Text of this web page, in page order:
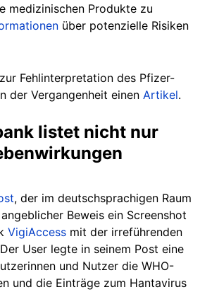
medizinischen Produkte zu
über potenzielle Risiken
Fehlinterpretation des Pfizer-
der Vergangenheit einen Artikel.
listet nicht nur
, der im deutschsprachigen Raum
Beweis ein Screenshot
VigiAccess mit der irreführenden
User legte in seinem Post eine
und Nutzer die WHO-
und die Einträge zum Hantavirus